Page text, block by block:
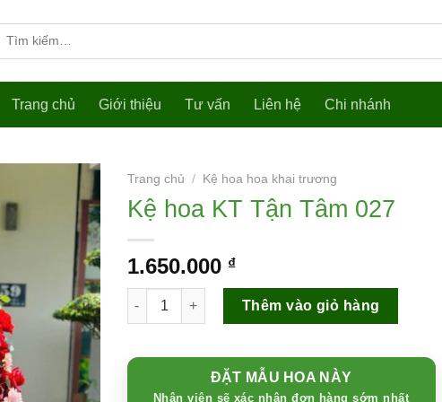
kiếm:
Trang chủ Giới thiệu Tư vấn Liên hệ Chi nhánh
Trang chủ / Kệ hoa hoa khai trương
Kệ hoa KT Tận Tâm 027
1.650.000 ₫
Kệ hoa KT Tận Tâm 027 số lượng
Thêm vào giỏ hàng
ĐẶT MẪU HOA NÀY
Nhân viên sẽ xác nhận đơn hàng sớm nhất